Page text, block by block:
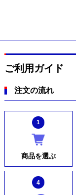
ご利用ガイド
注文の流れ
1
商品を選ぶ
4